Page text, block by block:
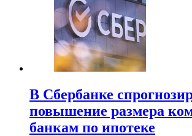
В Сбербанке
повышение размера
банкам по ипотеке